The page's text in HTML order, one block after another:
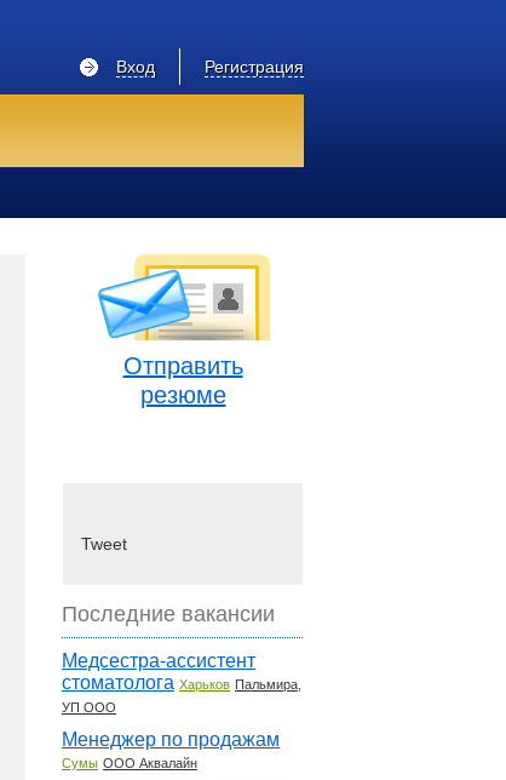
Регистрация
Вход
Отправить
резюме
Tweet
Последние вакансии
Медсестра-ассистент
стоматолога Харьков Пальмира,
УП ООО
Менеджер по продажам
Сумы ООО Аквалайн